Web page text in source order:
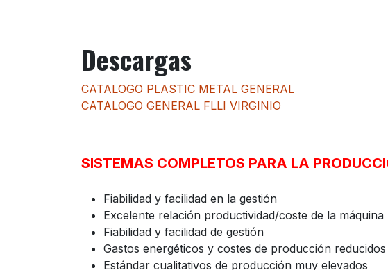
Descargas
CATALOGO PLASTIC METAL GENERAL
CATALOGO GENERAL FLLI VIRGINIO
SISTEMAS COMPLETOS PARA LA
Fiabilidad y facilidad en la gestión
Excelente relación productividad/coste de la máquina
Fiabilidad y facilidad de gestión
Gastos energéticos y costes de producción reducidos
Estándar cualitativos de producción muy elevados